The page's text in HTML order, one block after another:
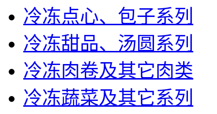
冷冻点心、包子系列
冷冻甜品、汤圆系列
冷冻肉卷及其它肉类
冷冻蔬菜及其它系列